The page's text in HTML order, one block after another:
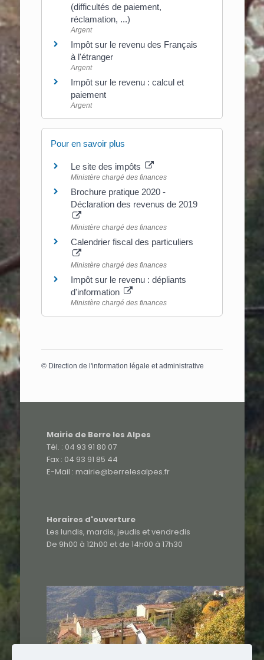
(difficultés de paiement,
réclamation, ...)
Argent
Impôt sur le revenu des Français
à l'étranger
Argent
Impôt sur le revenu : calcul et
paiement
Argent
Pour en savoir plus
Le site des impôts
Ministère chargé des finances
Brochure pratique 2020 -
Déclaration des revenus de 2019
Ministère chargé des finances
Calendrier fiscal des particuliers
Ministère chargé des finances
Impôt sur le revenu : dépliants
d'information
Ministère chargé des finances
© Direction de l'information légale et administrative
Mairie de Berre les Alpes
Tél. : 04 93 91 80 07
Fax : 04 93 91 85 44
E-Mail : mairie@berrelesalpes.fr
Horaires d'ouverture
Les lundis, mardis, jeudis et vendredis
De 9h00 à 12h00 et de 14h00 à 17h30